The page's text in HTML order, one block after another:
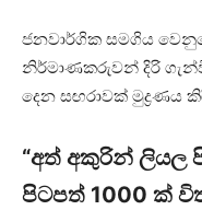
ජනවාර්ගික සමගිය
නිර්මාණකරුවන් දිරි
දෙන සඟරාවක් මුද්‍රණය
“අත් අකුරින් ලියල
පිටපත් 1000 ක්